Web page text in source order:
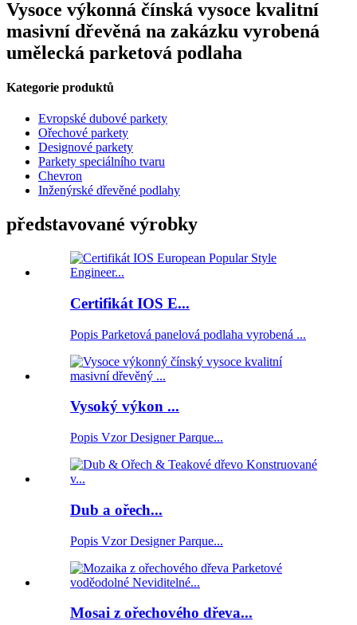
Vysoce výkonná čínská vysoce kvalitní
masivní dřevěná na zakázku vyrobená
umělecká parketová podlaha
Kategorie produktů
Evropské dubové parkety
Ořechové parkety
Designové parkety
Parkety speciálního tvaru
Chevron
Inženýrské dřevěné podlahy
představované výrobky
Certifikát IOS E...
Popis Parketová panelová podlaha vyrobená ...
Vysoký výkon ...
Popis Vzor Designer Parque...
Dub a ořech...
Popis Vzor Designer Parque...
Mosai z ořechového dřeva...